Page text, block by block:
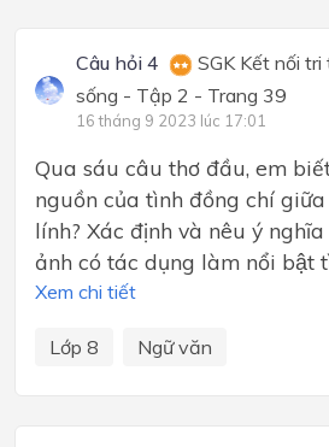
Câu hỏi 4
SGK Kết nối
sống - Tập 2 - Trang 39
16 tháng 9 2023 lúc 17:01
Qua sáu câu thơ đầu, em
nguồn của tình đồng chí
lính? Xác định và nêu ý
ảnh có tác dụng làm nổi bật
Xem chi tiết
Lớp 8 Ngữ văn